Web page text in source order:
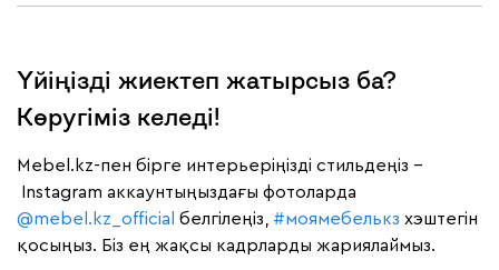
Үйіңізді жиектеп жатырсыз ба?
Көругіміз келеді!
Mebel.kz-пен бірге интерьеріңізді стильдеңіз –
Instagram аккаунтыңыздағы фотоларда
@mebel.kz_official белгілеңіз, #моямебелькз хэштегін
қосыңыз. Біз ең жақсы кадрларды жариялаймыз.